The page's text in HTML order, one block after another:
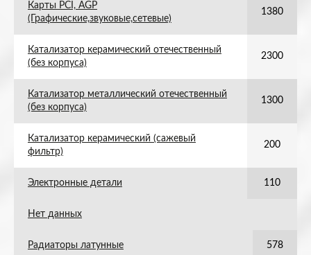
Карты PCI, AGP
(Графические,звуковые,сетевые)
1380
Катализатор керамический отечественный
(без корпуса)
2300
Катализатор металлический отечественный
(без корпуса)
1300
Катализатор керамический (сажевый
фильтр)
200
Электронные детали 110
Нет данных
Радиаторы латунные 578